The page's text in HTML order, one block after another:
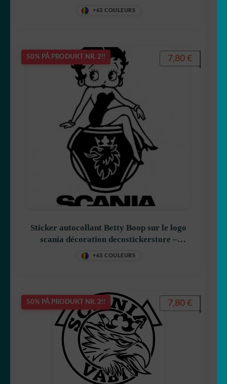
+63 COULEURS
50% PÅ PRODUKT NR. 2!!
Sticker autocollant Betty Boop sur le logo
scania décoration decostickerstore –
KJMWUT
+63 COULEURS
7,80 €
50% PÅ PRODUKT NR. 2!! 7,80 €